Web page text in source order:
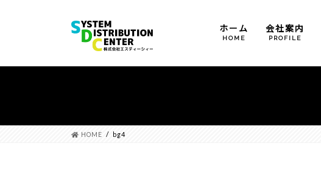
ホーム
HOME
会社案内
PROFILE
HOME bg4